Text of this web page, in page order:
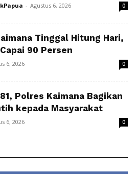
- Agustus 6, 2026 0
Tinggal Hitung Hari,
90 Persen
6, 2026 0
Polres Kaimana Bagikan
kepada Masyarakat
6, 2026 0